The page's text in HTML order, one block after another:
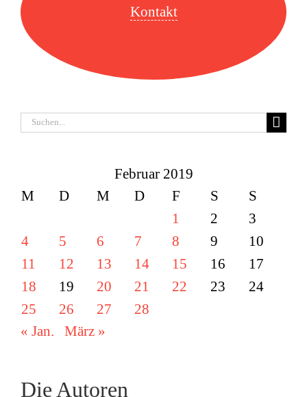
Kontakt
Suche
Februar 2019
M
D M D F S
S
1
2
3
4
5 6 7 8 9
10
11
12 13 14 15 16
17
18
19 20 21 22 23
24
25
26 27
28
« Jan.
März »
Die Autoren